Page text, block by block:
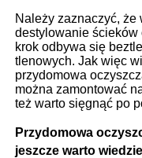
Należy zaznaczyć, że
destylowanie
krok odbywa się
tlenowych. Jak więc
przydomowa
można zamontować
też warto sięgnąć po
Przydomowa
jeszcze warto